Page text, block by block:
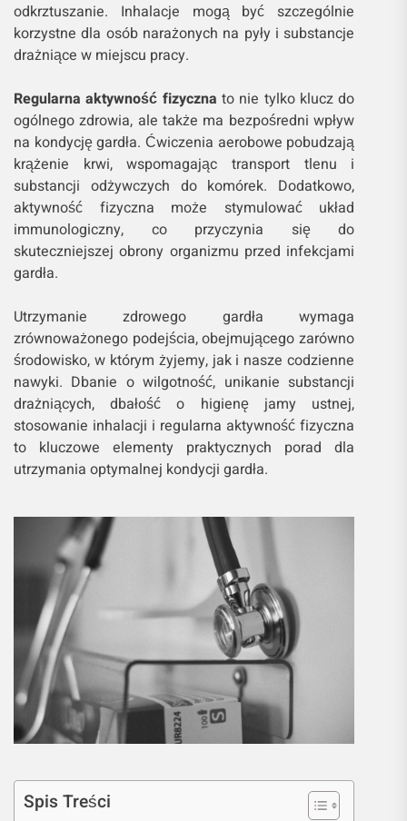
odkrztuszanie. Inhalacje mogą być szczególnie
korzystne dla osób narażonych na pyły i substancje
drażniące w miejscu pracy.
Regularna aktywność fizyczna to nie tylko klucz do
ogólnego zdrowia, ale także ma bezpośredni wpływ
na kondycję gardła. Ćwiczenia aerobowe pobudzają
krążenie krwi, wspomagając transport tlenu i
substancji odżywczych do komórek. Dodatkowo,
aktywność fizyczna może stymulować układ
immunologiczny, co przyczynia się do
skuteczniejszej obrony organizmu przed infekcjami
gardła.
Utrzymanie zdrowego gardła wymaga
zrównoważonego podejścia, obejmującego zarówno
środowisko, w którym żyjemy, jak i nasze codzienne
nawyki. Dbanie o wilgotność, unikanie substancji
drażniących, dbałość o higienę jamy ustnej,
stosowanie inhalacji i regularna aktywność fizyczna
to kluczowe elementy praktycznych porad dla
utrzymania optymalnej kondycji gardła.
Spis Treści